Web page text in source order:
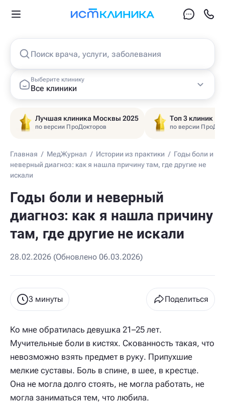
Поиск врача, услуги, заболевания
Выберите клинику
Все клиники
Лучшая клиника Москвы 2025
по версии ПроДокторов
Топ 3 клиник
по версии
Главная / МедЖурнал / Истории из практики / Годы боли и
неверный диагноз: как я нашла причину там, где другие не
искали
Годы боли и неверный
диагноз: как я нашла причину
там, где другие не искали
28.02.2026 (Обновлено 06.03.2026)
3 минуты Поделиться
Ко мне обратилась девушка 21–25 лет.
Мучительные боли в кистях. Скованность такая, что
невозможно взять предмет в руку. Припухшие
мелкие суставы. Боль в спине, в шее, в крестце.
Она не могла долго стоять, не могла работать, не
могла заниматься тем, что любила.